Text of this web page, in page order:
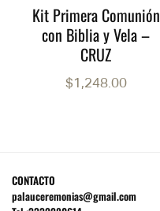
Kit Primera Comunión
con Biblia y Vela –
CRUZ
$1,248.00
CONTACTO
palauceremonias@gmail.com